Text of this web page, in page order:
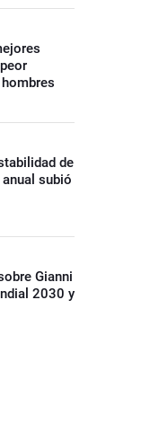
de
subió
Gianni
2030 y